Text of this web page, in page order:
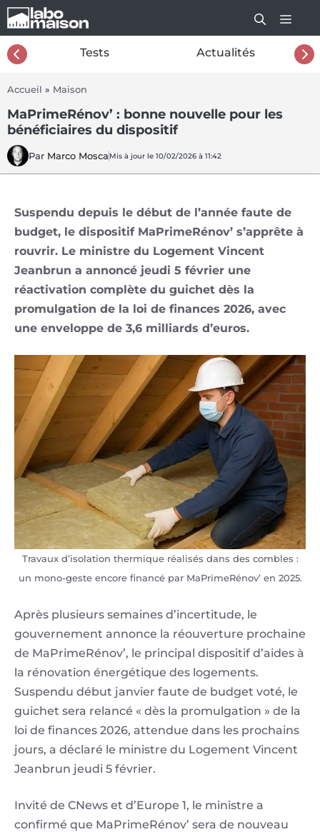
Aller
au
contenu
Tests Actualités
Accueil » Maison
MaPrimeRénov’ : bonne nouvelle pour les
bénéficiaires du dispositif
Par Marco Mosca Mis à jour le 10/02/2026 à 11:42
Suspendu depuis le début de l’année faute de
budget, le dispositif MaPrimeRénov’ s’apprête à
rouvrir. Le ministre du Logement Vincent
Jeanbrun a annoncé jeudi 5 février une
réactivation complète du guichet dès la
promulgation de la loi de finances 2026, avec
une enveloppe de 3,6 milliards d’euros.
Travaux d’isolation thermique réalisés dans des combles :
un mono-geste encore financé par MaPrimeRénov’ en 2025.
Après plusieurs semaines d’incertitude, le
gouvernement annonce la réouverture prochaine
de MaPrimeRénov’, le principal dispositif d’aides à
la rénovation énergétique des logements.
Suspendu début janvier faute de budget voté, le
guichet sera relancé « dès la promulgation » de la
loi de finances 2026, attendue dans les prochains
jours, a déclaré le ministre du Logement Vincent
Jeanbrun jeudi 5 février.
Invité de CNews et d’Europe 1, le ministre a
confirmé que MaPrimeRénov’ sera de nouveau